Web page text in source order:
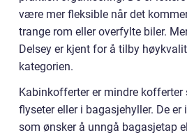
være mer fleksible når det
trange rom eller overfylte biler.
Delsey er kjent for å tilby
kategorien.
Kabinkofferter er mindre kofferter
flyseter eller i bagasjehyller. De er
som ønsker å unngå bagasjetap